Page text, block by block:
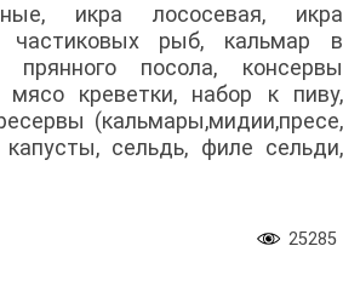
икра лососевая, икра
частиковых рыб, кальмар в
прянного посола, консервы
креветки, набор к пиву,
(кальмары,мидии,пресе,
сельдь, филе сельди,
25285